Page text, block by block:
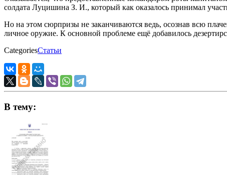
солдата Луцишина З. И., который как оказалось принимал
Но на этом сюрпризы не заканчиваются ведь, осознав всю
личное оружие. К основной проблеме ещё добавилось
CategoriesСтатьи
В тему: